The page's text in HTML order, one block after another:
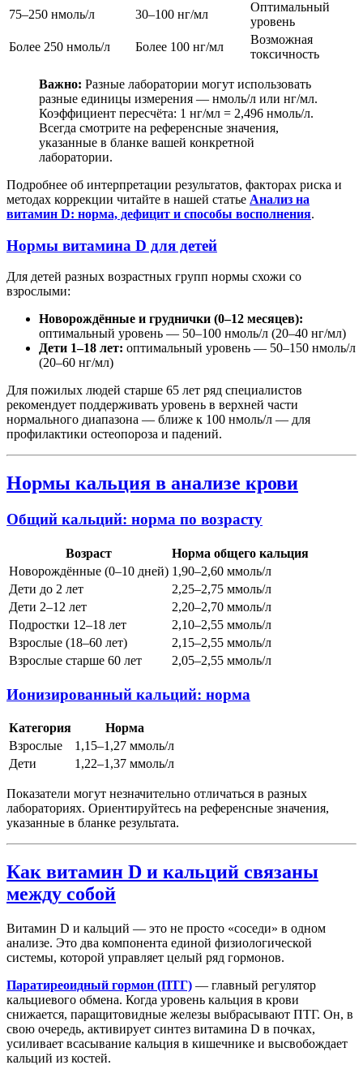
75–250 нмоль/л 30–100 нг/мл
Оптимальный
уровень
Более 250 нмоль/л
Более 100 нг/мл
Возможная
токсичность
Важно: Разные лаборатории могут использовать
разные единицы измерения — нмоль/л или нг/мл.
Коэффициент пересчёта: 1 нг/мл = 2,496 нмоль/л.
Всегда смотрите на референсные значения,
указанные в бланке вашей конкретной
лаборатории.
Подробнее об интерпретации результатов, факторах риска и
методах коррекции читайте в нашей статье Анализ на
витамин D: норма, дефицит и способы восполнения.
Нормы витамина D для детей
Для детей разных возрастных групп нормы схожи со
взрослыми:
Новорождённые и груднички (0–12 месяцев):
оптимальный уровень — 50–100 нмоль/л (20–40 нг/мл)
Дети 1–18 лет: оптимальный уровень — 50–150 нмоль/л
(20–60 нг/мл)
Для пожилых людей старше 65 лет ряд специалистов
рекомендует поддерживать уровень в верхней части
нормального диапазона — ближе к 100 нмоль/л — для
профилактики остеопороза и падений.
Нормы кальция в анализе крови
Общий кальций: норма по возрасту
Возраст
Норма общего кальция
Новорождённые (0–10 дней) 1,90–2,60 ммоль/л
Дети до 2 лет
2,25–2,75 ммоль/л
Дети 2–12 лет
2,20–2,70 ммоль/л
Подростки 12–18 лет
2,10–2,55 ммоль/л
Взрослые (18–60 лет)
2,15–2,55 ммоль/л
Взрослые старше 60 лет
2,05–2,55 ммоль/л
Ионизированный кальций: норма
Категория
Норма
Взрослые
1,15–1,27 ммоль/л
Дети
1,22–1,37 ммоль/л
Показатели могут незначительно отличаться в разных
лабораториях. Ориентируйтесь на референсные значения,
указанные в бланке результата.
Как витамин D и кальций связаны
между собой
Витамин D и кальций — это не просто «соседи» в одном
анализе. Это два компонента единой физиологической
системы, которой управляет целый ряд гормонов.
Паратиреоидный гормон (ПТГ) — главный регулятор
кальциевого обмена. Когда уровень кальция в крови
снижается, паращитовидные железы выбрасывают ПТГ. Он, в
свою очередь, активирует синтез витамина D в почках,
усиливает всасывание кальция в кишечнике и высвобождает
кальций из костей.